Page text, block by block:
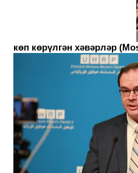
көп көрүлгән хәвәрләр